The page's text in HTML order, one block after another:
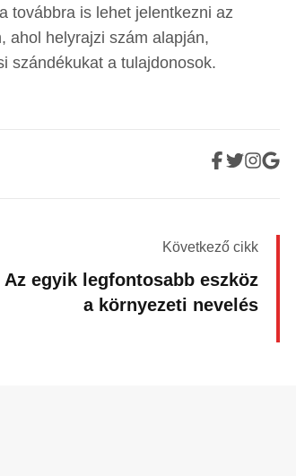
továbbra is lehet jelentkezni az
ahol helyrajzi szám alapján,
szándékukat a tulajdonosok.
Következő cikk
Az egyik legfontosabb eszköz
a környezeti nevelés